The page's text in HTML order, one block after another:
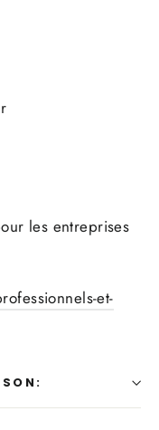
les entreprises
et-